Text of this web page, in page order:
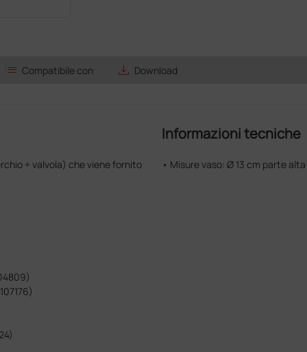
list Compatibile con save_alt Download
+ valvola) che viene fornito
Informazioni tecniche
• Misure vaso: Ø 13 cm parte